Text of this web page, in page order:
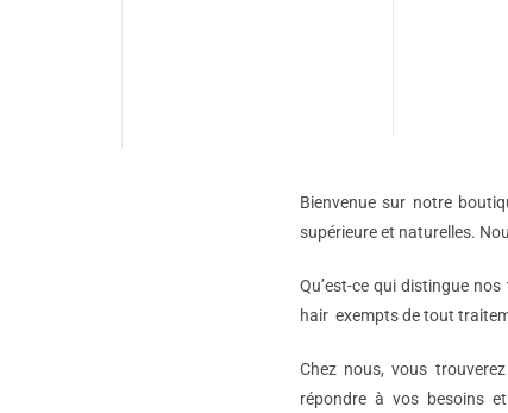
Bienvenue sur notre
supérieure et naturelles.
Qu’est-ce qui distingue nos
hair exempts de tout
Chez nous, vous
répondre à vos besoins